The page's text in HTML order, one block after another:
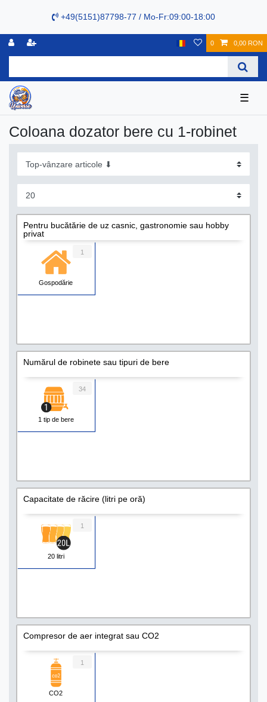
+49(5151)87798-77 / Mo-Fr:09:00-18:00
0 0,00 RON
☰
Coloana dozator bere cu 1-robinet
Pentru bucătărie de uz casnic, gastronomie sau hobby
privat
Gospodărie
1
Numărul de robinete sau tipuri de bere
1 tip de bere
34
Capacitate de răcire (litri pe oră)
20 litri
1
Compresor de aer integrat sau CO2
CO2
1